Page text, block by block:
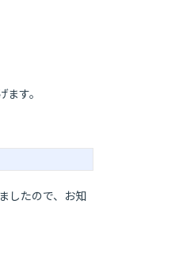
す。
したので、お知